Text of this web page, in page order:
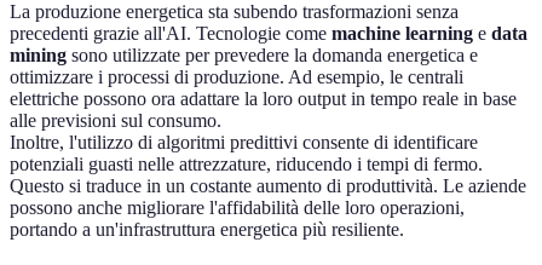
La produzione energetica sta subendo trasformazioni senza
precedenti grazie all'AI. Tecnologie come machine learning e data
mining sono utilizzate per prevedere la domanda energetica e
ottimizzare i processi di produzione. Ad esempio, le centrali
elettriche possono ora adattare la loro output in tempo reale in base
alle previsioni sul consumo.
Inoltre, l'utilizzo di algoritmi predittivi consente di identificare
potenziali guasti nelle attrezzature, riducendo i tempi di fermo.
Questo si traduce in un costante aumento di produttività. Le aziende
possono anche migliorare l'affidabilità delle loro operazioni,
portando a un'infrastruttura energetica più resiliente.